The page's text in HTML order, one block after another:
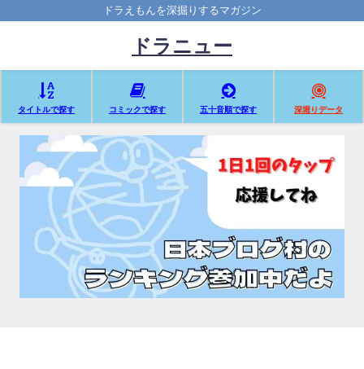
ドラえもんを深掘りするマガジン
ドラニュー
タイトルで探す コミックで探す 五十音順で探す 深堀りデータ